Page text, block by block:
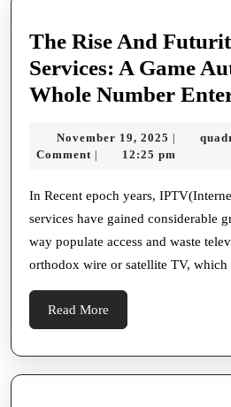
The Rise And
Services: A Game
Whole Number
November 19, 2025 November
19,
|
Comment | 12:25 pm
In Recent epoch years,
services have gained considerable
way populate access and waste
orthodox wire or satellite TV, which
Read More
More